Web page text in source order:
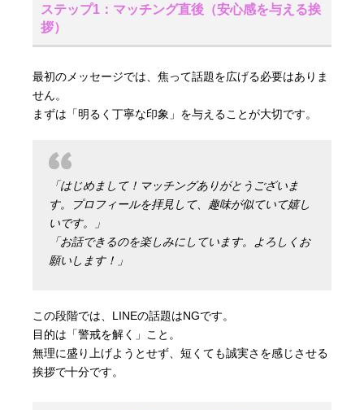
ステップ1：マッチング直後（安心感を与える挨
拶）
最初のメッセージでは、焦って話題を広げる必要はありま
せん。
まずは「明るく丁寧な印象」を与えることが大切です。
「はじめまして！マッチングありがとうございま
す。プロフィールを拝見して、趣味が似ていて嬉し
いです。」
「お話できるのを楽しみにしています。よろしくお
願いします！」
この段階では、LINEの話題はNGです。
目的は「警戒を解く」こと。
無理に盛り上げようとせず、短くても誠実さを感じさせる
挨拶で十分です。